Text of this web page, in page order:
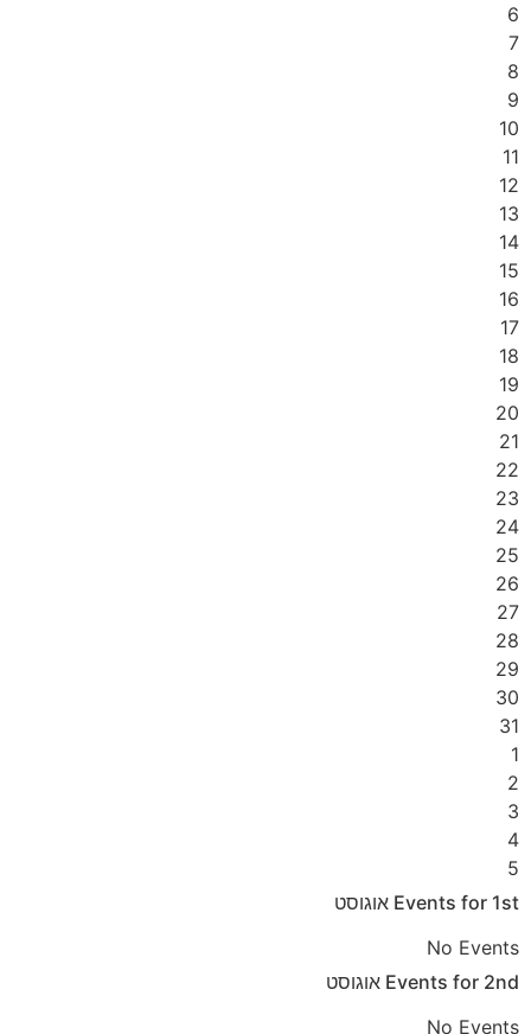
6
7
8
9
10
11
12
13
14
15
16
17
18
19
20
21
22
23
24
25
26
27
28
29
30
31
1
2
3
4
5
Events for 1st
אוגוסט
No Events
Events for 2nd
אוגוסט
No Events